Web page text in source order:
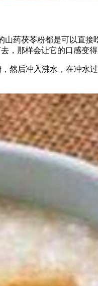
药茯苓粉都是可以直接
，那样会让它的口感变得
然后冲入沸水，在冲水